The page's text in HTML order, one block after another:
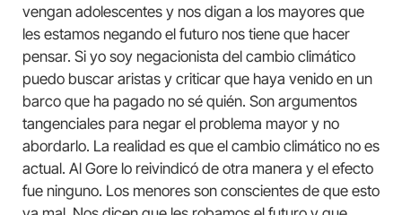
vengan adolescentes y nos digan a los mayores que
les estamos negando el futuro nos tiene que hacer
pensar. Si yo soy negacionista del cambio climático
puedo buscar aristas y criticar que haya venido en un
barco que ha pagado no sé quién. Son argumentos
tangenciales para negar el problema mayor y no
abordarlo. La realidad es que el cambio climático no es
actual. Al Gore lo reivindicó de otra manera y el efecto
fue ninguno. Los menores son conscientes de que esto